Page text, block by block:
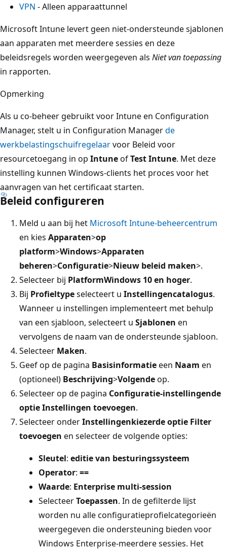
VPN - Alleen apparaattunnel
Microsoft Intune levert geen niet-ondersteunde sjablonen
aan apparaten met meerdere sessies en deze
beleidsregels worden weergegeven als Niet van toepassing
in rapporten.
Opmerking
Als u co-beheer gebruikt voor Intune en Configuration
Manager, stelt u in Configuration Managerde
werkbelastingschuifregelaarvoor Beleid voor
resourcetoegang in op IntuneofTest Intune. Met deze
instelling kunnen Windows-clients het proces voor het
aanvragen van het certificaat starten.
Beleid configureren
Meld u aan bij het Microsoft Intune-beheercentrum
en kies Apparaten>op
platform>Windows>Apparaten
beheren>Configuratie>Nieuw beleid maken>.
Selecteer bij PlatformWindows 10 en hoger.
Bij Profieltypeselecteert u Instellingencatalogus.
Wanneer u instellingen implementeert met behulp
van een sjabloon, selecteert u Sjablonen en
vervolgens de naam van de ondersteunde sjabloon.
Selecteer Maken.
Geef op de pagina Basisinformatieeen Naam en
(optioneel) Beschrijving>Volgendeop.
Selecteer op de pagina Configuratie-instellingende
optie Instellingen toevoegen.
Selecteer onderInstellingenkiezerde optie Filter
toevoegen en selecteer de volgende opties:
Sleutel: editie van besturingssysteem
Operator: ==
Waarde: Enterprise multi-session
SelecteerToepassen. In de gefilterde lijst
worden nu alle configuratieprofielcategorieën
weergegeven die ondersteuning bieden voor
Windows Enterprise-meerdere sessies. Het